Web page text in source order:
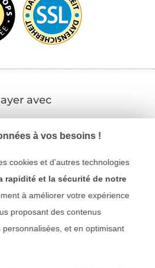
avec
logistiques
à vos besoins !
cookies et d’autres technologies
rapidité et la sécurité de notre
à améliorer votre expérience
proposant des contenus
et en optimisant